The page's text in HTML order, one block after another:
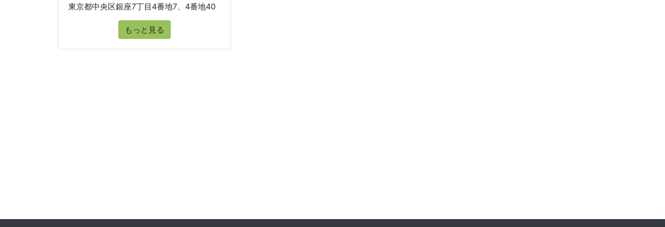
東京都中央区銀座7丁目4番地7、4番地40
もっと見る